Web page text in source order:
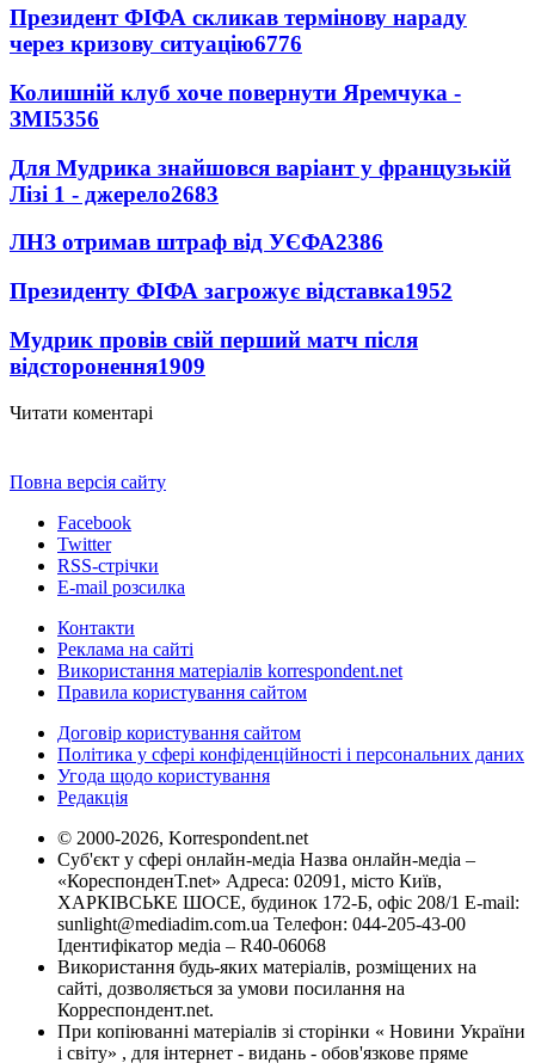
Президент ФІФА скликав термінову нараду
через кризову ситуацію6776
Колишній клуб хоче повернути Яремчука -
ЗМІ5356
Для Мудрика знайшовся варіант у французькій
Лізі 1 - джерело2683
ЛНЗ отримав штраф від УЄФА2386
Президенту ФІФА загрожує відставка1952
Мудрик провів свій перший матч після
відсторонення1909
Читати коментарі
Повна версія сайту
Facebook
Twitter
RSS-стрічки
E-mail розсилка
Контакти
Реклама на сайті
Використання матеріалів korrespondent.net
Правила користування сайтом
Договір користування сайтом
Політика у сфері конфіденційності і персональних даних
Угода щодо користування
Редакція
© 2000-2026, Korrespondent.net
Суб'єкт у сфері онлайн-медіа Назва онлайн-медіа –
«КореспонденТ.net» Адреса: 02091, місто Київ,
ХАРКІВСЬКЕ ШОСЕ, будинок 172-Б, офіс 208/1 E-mail:
sunlight@mediadim.com.ua Телефон: 044-205-43-00
Ідентифікатор медіа – R40-06068
Використання будь-яких матеріалів, розміщених на
сайті, дозволяється за умови посилання на
Корреспондент.net.
При копіюванні матеріалів зі сторінки « Новини України
і світу» , для інтернет - видань - обов'язкове пряме